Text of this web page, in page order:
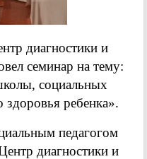
диагностики и
семинар на тему:
социальных
здоровья ребенка».
педагогом
диагностики и